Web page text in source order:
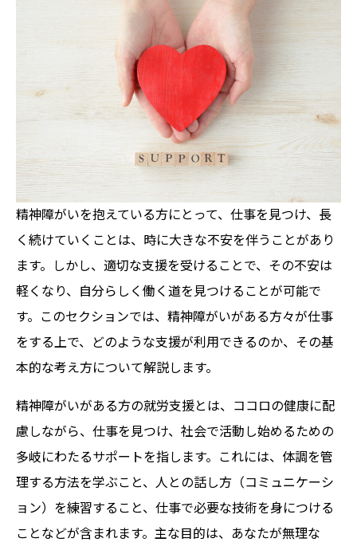
精神障がいを抱えている方にとって、仕事を見つけ、長
く続けていくことは、時に大きな不安を伴うことがあり
ます。しかし、適切な支援を受けることで、その不安は
軽くなり、自分らしく働く道を見つけることが可能で
す。このセクションでは、精神障がいがある方々が仕事
をする上で、どのような支援が利用できるのか、その基
本的な考え方について解説します。
精神障がいがある方の就労支援とは、ココロの健康に配
慮しながら、仕事を見つけ、社会で活動し始めるための
多岐にわたるサポートを指します。これには、体調を管
理する方法を学ぶこと、人との話し方（コミュニケーシ
ョン）を練習すること、仕事で必要な技術を身につける
ことなどが含まれます。主な目的は、あなたが無理な